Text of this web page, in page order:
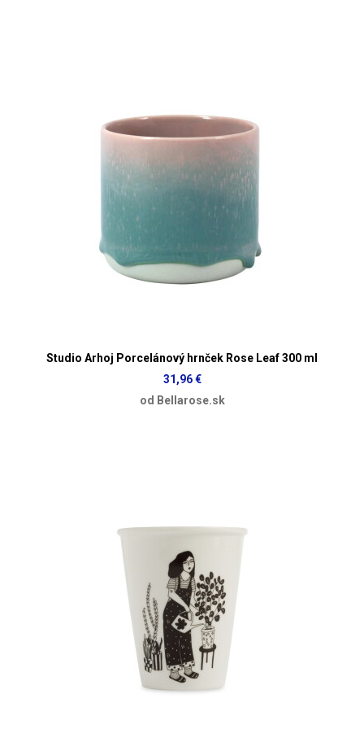
Studio Arhoj Porcelánový hrnček Rose Leaf 300 ml
31,96 €
od Bellarose.sk